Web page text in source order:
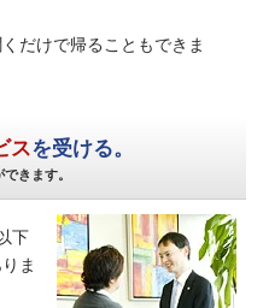
だけで帰ることもできま
スを受ける。
きます。
下
ま